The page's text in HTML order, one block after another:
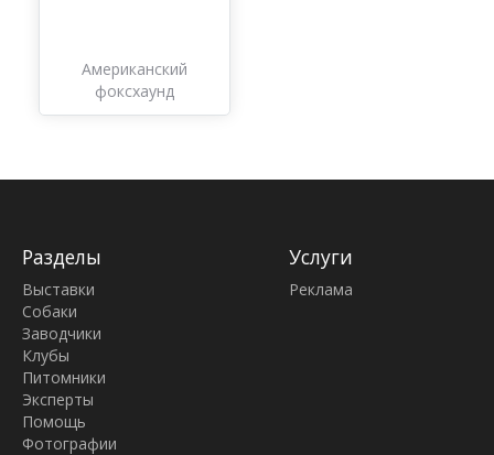
Американский
фоксхаунд
Разделы
Выставки
Собаки
Заводчики
Клубы
Питомники
Эксперты
Помощь
Фотографии
Услуги
Реклама